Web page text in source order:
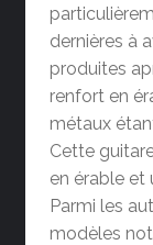
dernières à
produites
renfort en
métaux
Cette
en érable et
Parmi les
modèles